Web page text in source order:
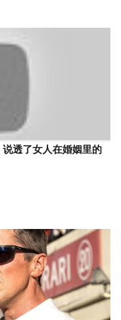
说透了女人在婚姻里的